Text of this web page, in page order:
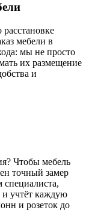
расстановке
мебели в
мы не просто
их размещение
и
Чтобы мебель
точный замер
и учтёт каждую
и розеток до